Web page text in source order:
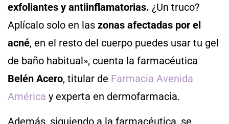
exfoliantes y antiinflamatorias. ¿Un truco?
Aplícalo solo en las zonas afectadas por el
acné, en el resto del cuerpo puedes usar tu gel
de baño habitual», cuenta la farmacéutica
Belén Acero, titular de Farmacia Avenida
América y experta en dermofarmacia.
Además, siguiendo a la farmacéutica, se